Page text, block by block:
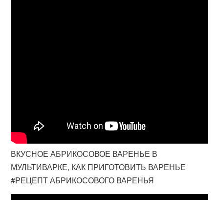
ВКУСНОЕ АБРИКОСОВОЕ ВАРЕНЬЕ В
МУЛЬТИВАРКЕ, КАК ПРИГОТОВИТЬ ВАРЕНЬЕ
#РЕЦЕПТ АБРИКОСОВОГО ВАРЕНЬЯ